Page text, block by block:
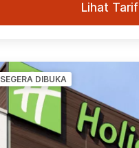
Lihat Tarif
SEGERA DIBUKA